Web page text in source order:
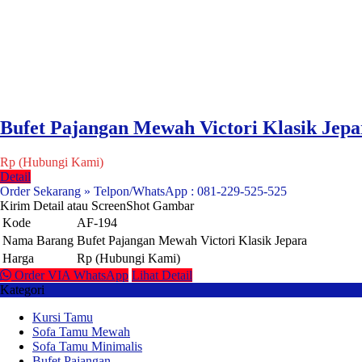
Bufet Pajangan Mewah Victori Klasik
Rp (Hubungi Kami)
Detail
Order Sekarang » Telpon/WhatsApp : 081-229-525-525
Kirim Detail atau ScreenShot Gambar
Kode
AF-194
Nama Barang Bufet Pajangan Mewah Victori Klasik Jepara
Harga
Rp (Hubungi Kami)
Order VIA WhatsApp Lihat Detail
Kategori
Kursi Tamu
Sofa Tamu Mewah
Sofa Tamu Minimalis